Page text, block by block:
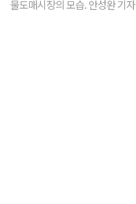
물도매시장의 모습. 안성완 기